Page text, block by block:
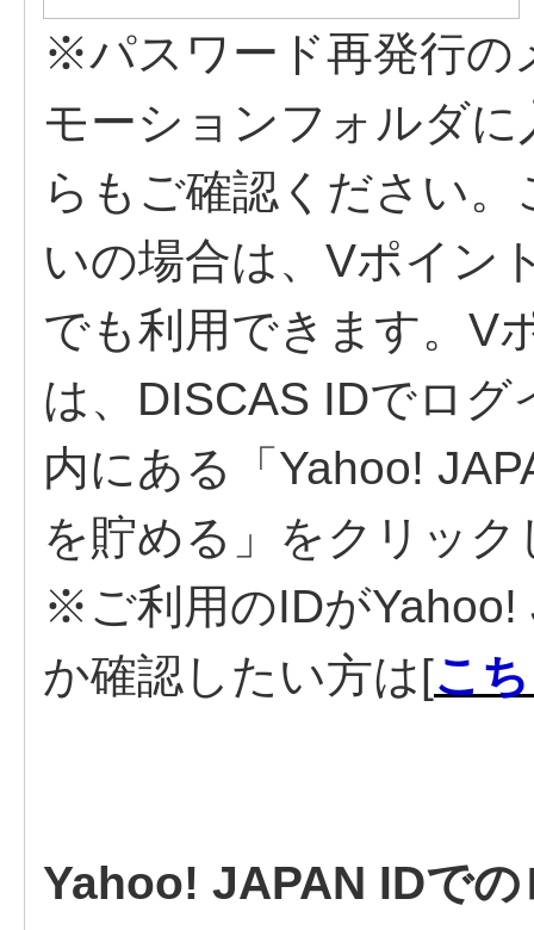
※パスワード再発行の
モーションフォルダ
らもご確認ください
いの場合は、Vポイン
でも利用できます。V
は、DISCAS IDでロ
内にある「Yahoo!
を貯める」をクリッ
※ご利用のIDがYahoo!
か確認したい方は[こ
Yahoo! JAPAN IDで